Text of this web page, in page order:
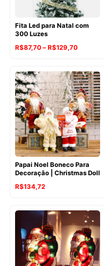
Fita Led para Natal com
300 Luzes
R$87,70–R$129,70Faixa
preço:
R$87,70
através
R$129,70
Papai Noel Boneco Para
Decoração | Christmas Doll
R$134,72